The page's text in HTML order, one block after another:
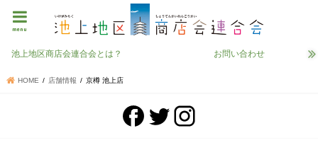
menu
池上地区商店会連合会とは？ お問い合わせ
HOME 店舗情報 京樽 池上店